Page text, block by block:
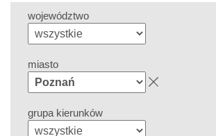
województwo
miasto
grupa kierunków